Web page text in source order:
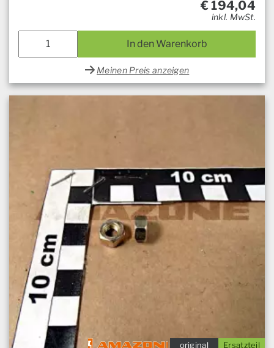
€194,04
inkl. MwSt.
In den Warenkorb
Meinen Preis anzeigen
Ersatzteil
original